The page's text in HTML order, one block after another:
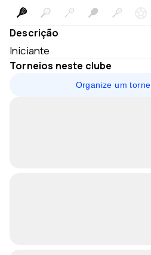
Descrição
Iniciante
Torneios neste clube
Organize um